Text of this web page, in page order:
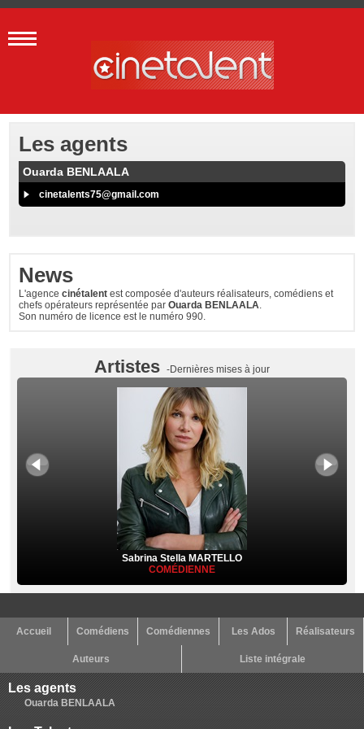
News
L'agencecinétalent est composée d'auteurs réalisateurs, comédiens et
chefs opérateurs représentée parOuarda BENLAALA.
Son numéro de licence est le numéro 990.
Les agents
Ouarda BENLAALA
cinetalents75@gmail.com
Artistes -Dernières mises à jour
Sabrina Stella MARTELLO
COMÉDIENNE
Accueil Comédiens Comédiennes Les Ados Réalisateurs
Auteurs Liste intégrale
Les agents
Ouarda BENLAALA